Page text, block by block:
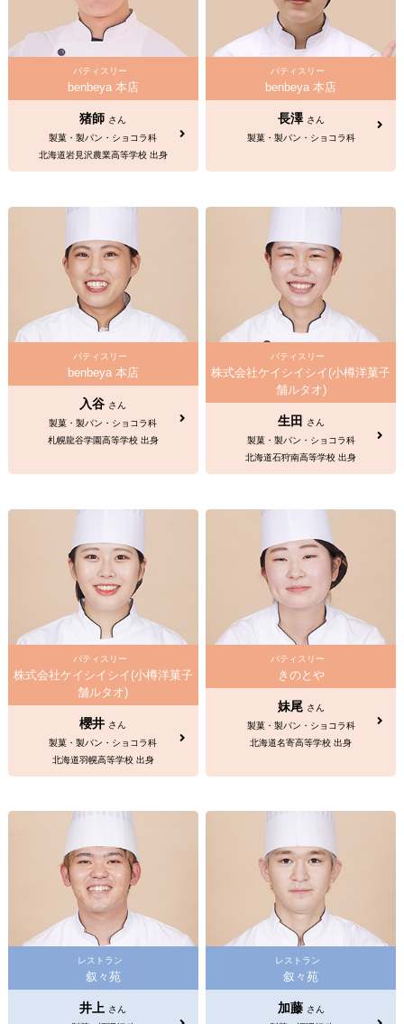
パティスリー
benbeya 本店
猪師 さん
製菓・製パン・ショコラ科
北海道岩見沢農業高等学校 出身
パティスリー
benbeya 本店
長澤 さん
製菓・製パン・ショコラ科
パティスリー
benbeya 本店
入谷 さん
製菓・製パン・ショコラ科
札幌龍谷学園高等学校 出身
パティスリー
株式会社ケイシイシイ(小樽洋菓子
舗ルタオ)
生田
さん
製菓・製パン・ショコラ科
北海道石狩南高等学校 出身
パティスリー
株式会社ケイシイシイ(小樽洋菓子
舗ルタオ)
櫻井 さん
製菓・製パン・ショコラ科
北海道羽幌高等学校 出身
パティスリー
きのとや
妹尾 さん
製菓・製パン・ショコラ科
北海道名寄高等学校 出身
レストラン
叙々苑
井上 さん
レストラン
叙々苑
加藤 さん